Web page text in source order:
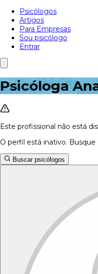
Psicólogos
Artigos
Para Empresas
Sou psicólogo
Entrar
Psicóloga
Este profissional não está
O perfil está inativo.
Buscar psicólogos